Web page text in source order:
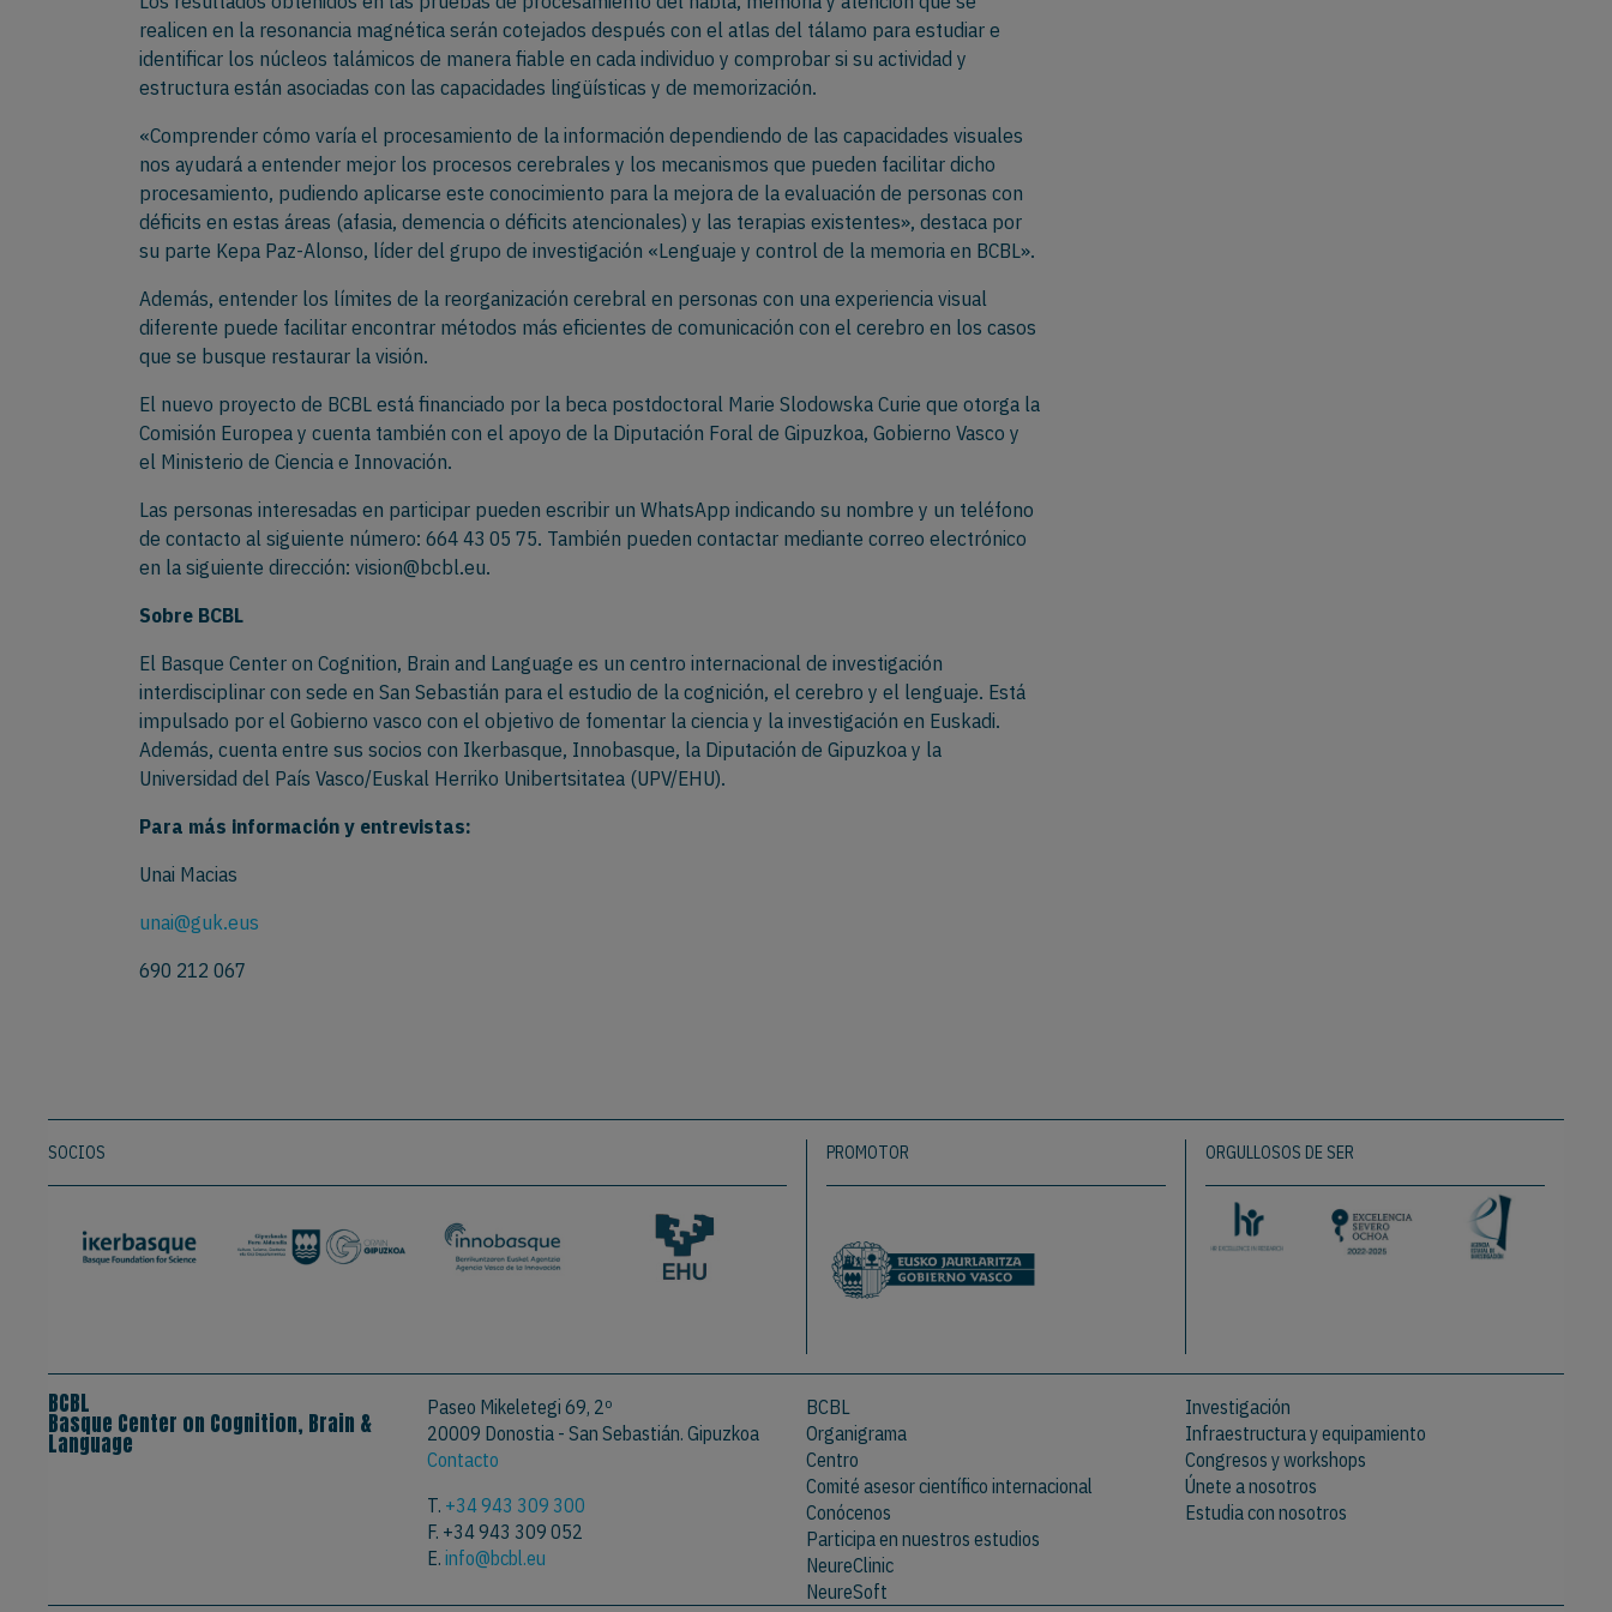
realicen en la resonancia magnética serán cotejados después con el atlas del tálamo para estudiar e
identificar los núcleos talámicos de manera fiable en cada individuo y comprobar si su actividad y
estructura están asociadas con las capacidades lingüísticas y de memorización.
«Comprender cómo varía el procesamiento de la información dependiendo de las capacidades visuales
nos ayudará a entender mejor los procesos cerebrales y los mecanismos que pueden facilitar dicho
procesamiento, pudiendo aplicarse este conocimiento para la mejora de la evaluación de personas con
déficits en estas áreas (afasia, demencia o déficits atencionales) y las terapias existentes», destaca por
su parte Kepa Paz-Alonso, líder del grupo de investigación «Lenguaje y control de la memoria en BCBL».
Además, entender los límites de la reorganización cerebral en personas con una experiencia visual
diferente puede facilitar encontrar métodos más eficientes de comunicación con el cerebro en los casos
que se busque restaurar la visión.
El nuevo proyecto de BCBL está financiado por la beca postdoctoral Marie Slodowska Curie que otorga la
Comisión Europea y cuenta también con el apoyo de la Diputación Foral de Gipuzkoa, Gobierno Vasco y
el Ministerio de Ciencia e Innovación.
Las personas interesadas en participar pueden escribir un WhatsApp indicando su nombre y un teléfono
de contacto al siguiente número: 664 43 05 75. También pueden contactar mediante correo electrónico
en la siguiente dirección: vision@bcbl.eu.
Sobre BCBL
El Basque Center on Cognition, Brain and Language es un centro internacional de investigación
interdisciplinar con sede en San Sebastián para el estudio de la cognición, el cerebro y el lenguaje. Está
impulsado por el Gobierno vasco con el objetivo de fomentar la ciencia y la investigación en Euskadi.
Además, cuenta entre sus socios con Ikerbasque, Innobasque, la Diputación de Gipuzkoa y la
Universidad del País Vasco/Euskal Herriko Unibertsitatea (UPV/EHU).
Para más información y entrevistas:
Unai Macias
unai@guk.eus
690 212 067
SOCIOS PROMOTOR ORGULLOSOS DE SER
BCBL
Basque Center on Cognition, Brain &
Language
Paseo Mikeletegi 69, 2º
20009 Donostia - San Sebastián. Gipuzkoa
Contacto
T. +34 943 309 300
F. +34 943 309 052
E.info@bcbl.eu
BCBL
Organigrama
Centro
Comité asesor científico internacional
Conócenos
Participa en nuestros estudios
NeureClinic
NeureSoft
Investigación
Infraestructura y equipamiento
Congresos y workshops
Únete a nosotros
Estudia con nosotros